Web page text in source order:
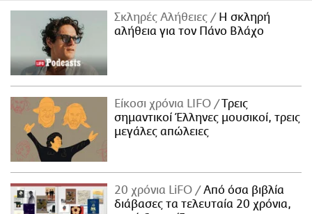
Σκληρές Αλήθειες
H σκληρή
αλήθεια για τον Πάνο Βλάχο
Είκοσι χρόνια LIFO
Tρεις
σημαντικοί Έλληνες μουσικοί, τρεις
μεγάλες απώλειες
20 χρόνια LiFO
Από όσα βιβλία
διάβασες τα τελευταία 20 χρόνια,